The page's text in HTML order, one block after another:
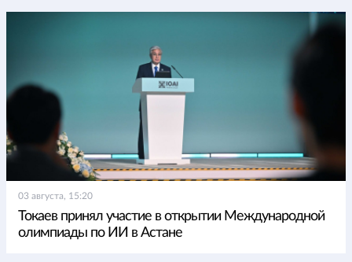
03 августа, 15:20
Токаев принял участие в открытии Международной
олимпиады по ИИ в Астане